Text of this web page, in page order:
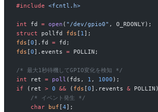
#include <fcntl.h>
int fd = open ( "/dev/gpio0" , O_RDONLY);
struct pollfd fds [ 1 ];
fds [0].fd = fd;
fds [0].events = POLLIN;
/* 最大1秒待機してGPIO変化を検知 */
int ret = poll (fds, 1 , 1000 );
if (ret > 0 && ( fds [0].revents &
    /* イベント発生 */
    char
buf [4];